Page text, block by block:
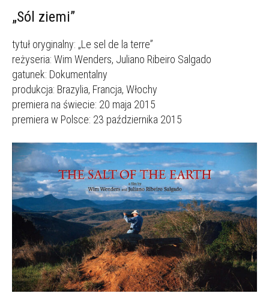
„Sól ziemi”
tytuł oryginalny: „Le sel de la terre”
reżyseria: Wim Wenders, Juliano Ribeiro Salgado
gatunek: Dokumentalny
produkcja: Brazylia, Francja, Włochy
premiera na świecie: 20 maja 2015
premiera w Polsce: 23 października 2015